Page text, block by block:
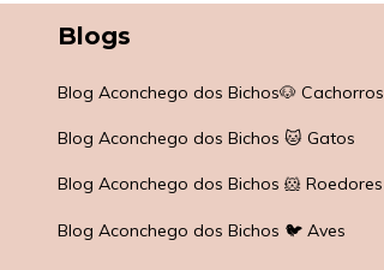
Blogs
Blog Aconchego dos Bichos🐶 Cachorros
Blog Aconchego dos Bichos 🐱 Gatos
Blog Aconchego dos Bichos 🐹 Roedores
Blog Aconchego dos Bichos 🐦 Aves